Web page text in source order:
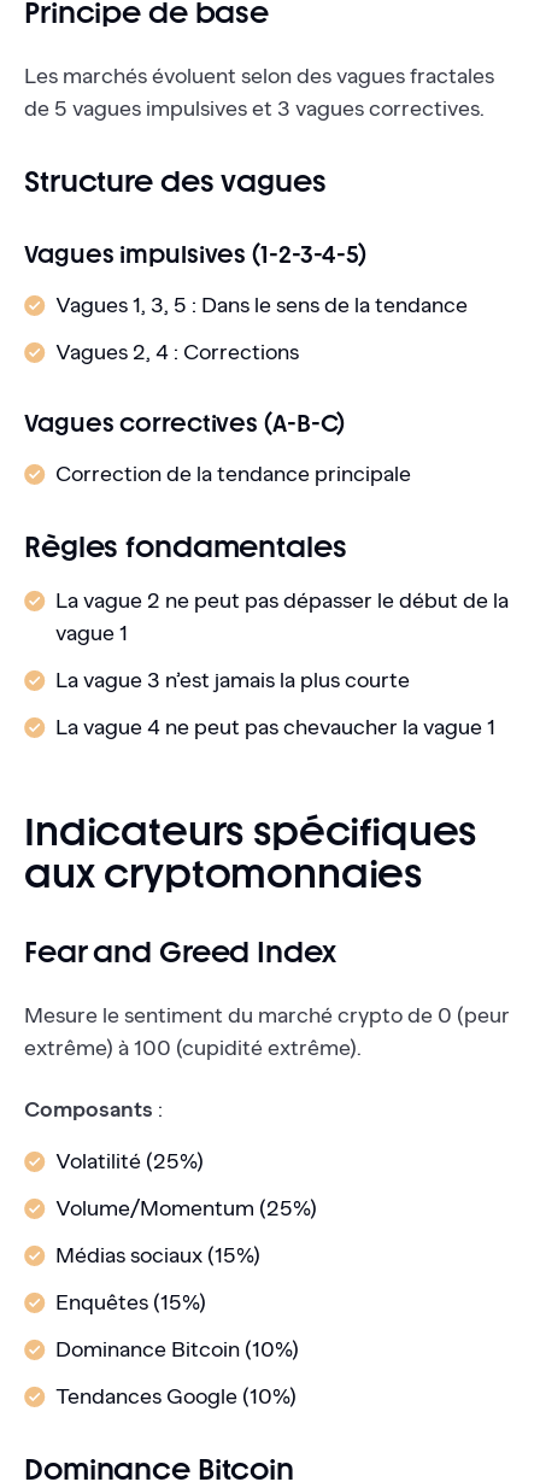
Principe de base
Les marchés évoluent selon des vagues fractales
de 5 vagues impulsives et 3 vagues correctives.
Structure des vagues
Vagues impulsives (1-2-3-4-5)
Vagues 1, 3, 5 : Dans le sens de la tendance
Vagues 2, 4 : Corrections
Vagues correctives (A-B-C)
Correction de la tendance principale
Règles fondamentales
La vague 2 ne peut pas dépasser le début de la
vague 1
La vague 3 n’est jamais la plus courte
La vague 4 ne peut pas chevaucher la vague 1
Indicateurs spécifiques
aux cryptomonnaies
Fear and Greed Index
Mesure le sentiment du marché crypto de 0 (peur
extrême) à 100 (cupidité extrême).
Composants :
Volatilité (25%)
Volume/Momentum (25%)
Médias sociaux (15%)
Enquêtes (15%)
Dominance Bitcoin (10%)
Tendances Google (10%)
Dominance Bitcoin